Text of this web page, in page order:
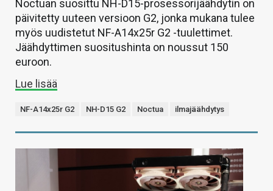
Noctuan suosittu NH-D15-prosessorijäähdytin on
päivitetty uuteen versioon G2, jonka mukana tulee
myös uudistetut NF-A14x25r G2 -tuulettimet.
Jäähdyttimen suositushinta on noussut 150
euroon.
Lue lisää
NF-A14x25r G2 NH-D15 G2 Noctua ilmajäähdytys